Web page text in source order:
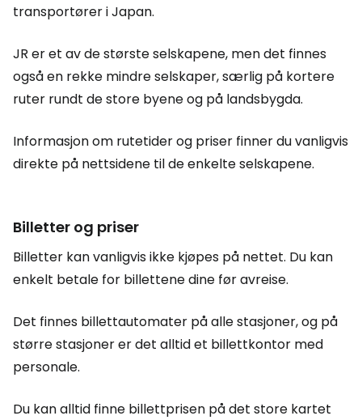
transportører i Japan.
JR er et av de største selskapene, men det finnes
også en rekke mindre selskaper, særlig på kortere
ruter rundt de store byene og på landsbygda.
Informasjon om rutetider og priser finner du vanligvis
direkte på nettsidene til de enkelte selskapene.
Billetter og priser
Billetter kan vanligvis ikke kjøpes på nettet. Du kan
enkelt betale for billettene dine før avreise.
Det finnes billettautomater på alle stasjoner, og på
større stasjoner er det alltid et billettkontor med
personale.
Du kan alltid finne billettprisen på det store kartet